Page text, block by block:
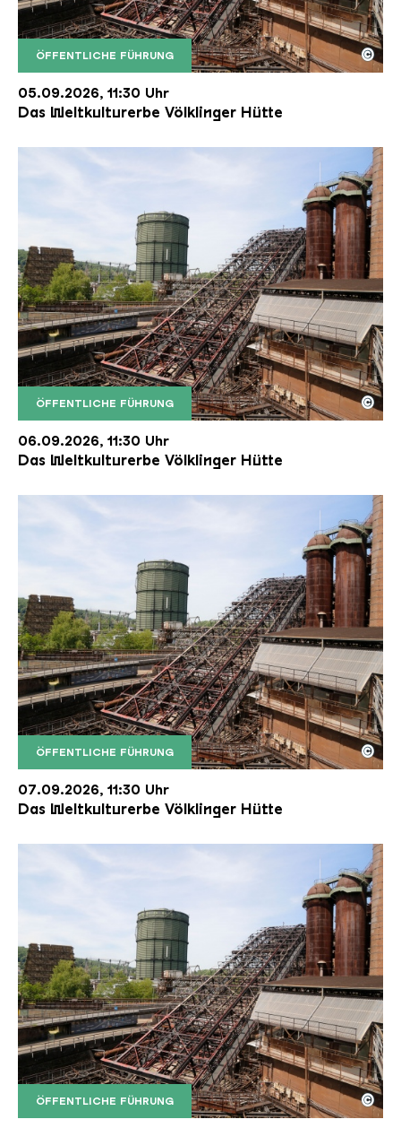
ÖFFENTLICHE FÜHRUNG
Der Erzschrägaufzug der Völklinger Hütte mit
Copyright: Weltkulturerbe Völklinger Hütte | Karl
©
05.09.2026, 11:30 Uhr
Das Weltkulturerbe Völklinger Hütte
ÖFFENTLICHE FÜHRUNG
Der Erzschrägaufzug der Völklinger Hütte mit
Copyright: Weltkulturerbe Völklinger Hütte | Karl
©
06.09.2026, 11:30 Uhr
Das Weltkulturerbe Völklinger Hütte
ÖFFENTLICHE FÜHRUNG
Der Erzschrägaufzug der Völklinger Hütte mit
Copyright: Weltkulturerbe Völklinger Hütte | Karl
©
07.09.2026, 11:30 Uhr
Das Weltkulturerbe Völklinger Hütte
ÖFFENTLICHE FÜHRUNG
Der Erzschrägaufzug der Völklinger Hütte mit
Copyright: Weltkulturerbe Völklinger Hütte | Karl
©